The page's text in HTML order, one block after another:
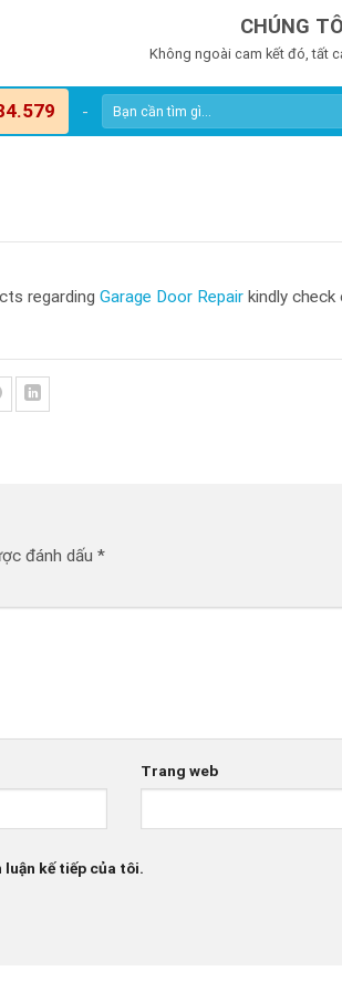
CHÚNG
Không ngoài cam kết đó, tất
-
regarding Garage Door Repair kindly
đánh dấu *
Trang web
kế tiếp của tôi.